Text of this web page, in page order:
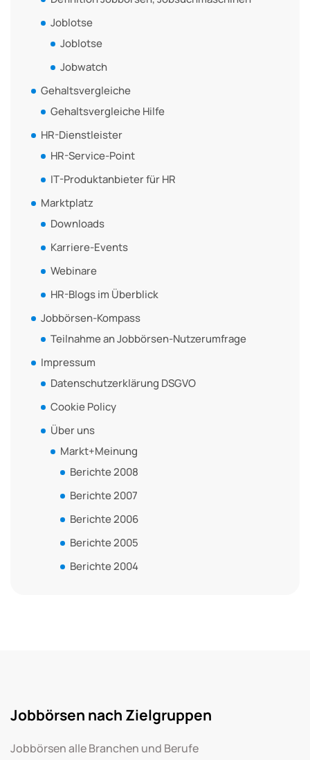
Joblotse
Joblotse
Jobwatch
Gehaltsvergleiche
Gehaltsvergleiche Hilfe
HR-Dienstleister
HR-Service-Point
IT-Produktanbieter für HR
Marktplatz
Downloads
Karriere-Events
Webinare
HR-Blogs im Überblick
Jobbörsen-Kompass
Teilnahme an Jobbörsen-Nutzerumfrage
Impressum
Datenschutzerklärung DSGVO
Cookie Policy
Über uns
Markt+Meinung
Berichte 2008
Berichte 2007
Berichte 2006
Berichte 2005
Berichte 2004
Jobbörsen nach Zielgruppen
Jobbörsen alle Branchen und Berufe